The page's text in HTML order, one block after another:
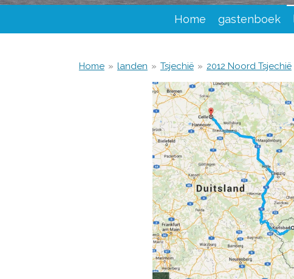
Home gastenboek
Home » landen » Tsjechië » 2012 Noord Tsjechië